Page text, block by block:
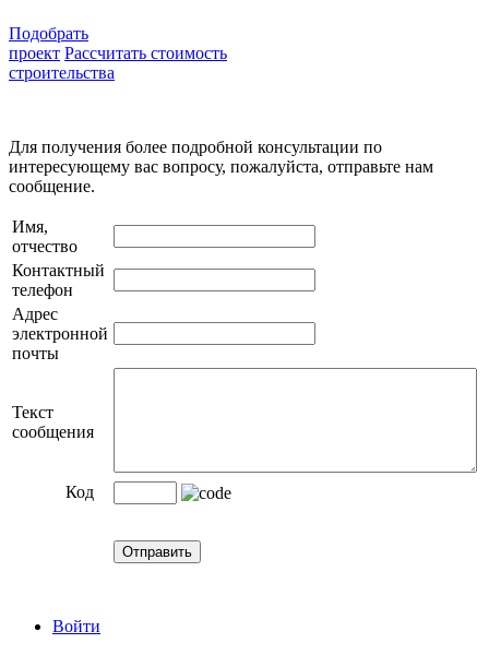
Подобрать
проект Рассчитать стоимость
строительства
Для получения более подробной консультации по
интересующему вас вопросу, пожалуйста, отправьте нам
сообщение.
Имя,
отчество
Контактный
телефон
Адрес
электронной
почты
Текст
сообщения
Код
Войти